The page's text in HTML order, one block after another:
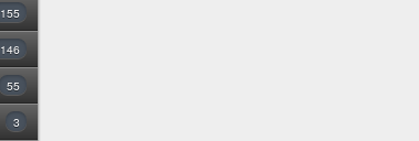
155
146
55
3